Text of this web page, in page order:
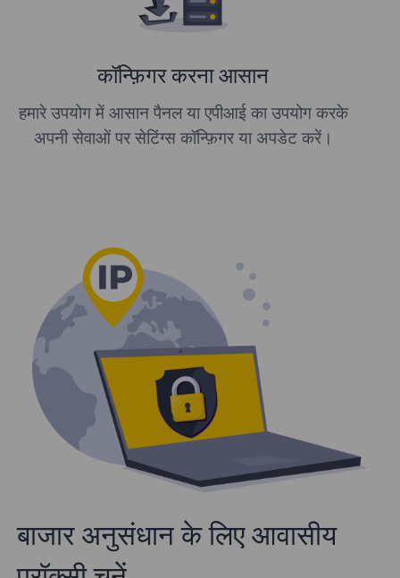
कॉन्फ़िगर करना आसान
हमारे उपयोग में आसान पैनल या एपीआई का उपयोग करके
अपनी सेवाओं पर सेटिंग्स कॉन्फ़िगर या अपडेट करें।
बाजार अनुसंधान के लिए आवासीय